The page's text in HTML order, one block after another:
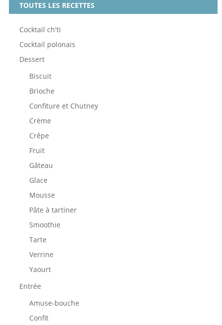
TOUTES LES RECETTES
Cocktail ch'ti
Cocktail polonais
Dessert
Biscuit
Brioche
Confiture et Chutney
Crème
Crêpe
Fruit
Gâteau
Glace
Mousse
Pâte à tartiner
Smoothie
Tarte
Verrine
Yaourt
Entrée
Amuse-bouche
Confit